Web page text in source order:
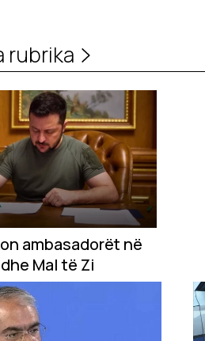
rubrika
ambasadorët në
Mal të Zi